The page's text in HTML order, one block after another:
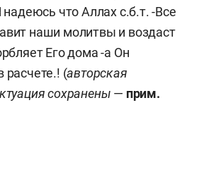
надеюсь что Аллах с.б.т. -Все
наши молитвы и воздаст
Его дома -а Он
расчете.! (авторская
сохранены — прим.